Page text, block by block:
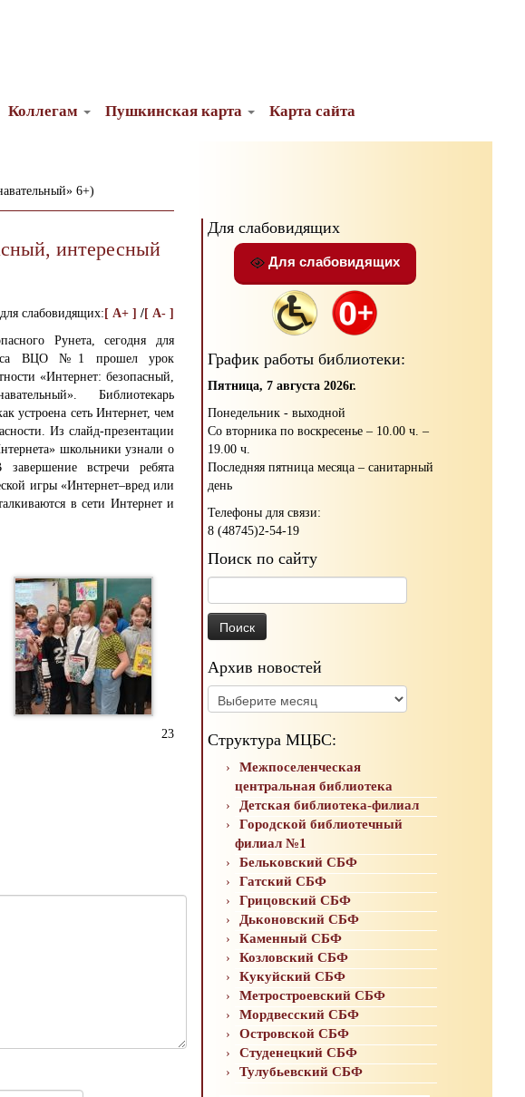
Коллегам Пушкинская карта Карта сайта
6+)
интересный
для слабовидящих: [ A+ ] /[ A- ]
Рунета, сегодня для
ВЦО №1 прошел урок
«Интернет: безопасный,
Библиотекарь
устроена сеть Интернет, чем
Из слайд-презентации
школьники узнали о
завершение встречи ребята
игры «Интернет–вред или
в сети Интернет и
23
Для слабовидящих
Для слабовидящих
График работы библиотеки:
Пятница, 7 августа 2026г.
Понедельник - выходной
Со вторника по воскресенье – 10.00 ч. –
19.00 ч.
Последняя пятница месяца – санитарный
день
Телефоны для связи:
8 (48745)2-54-19
Поиск по сайту
Архив новостей
Архив
новостей
Структура МЦБС:
Межпоселенческая
центральная библиотека
Детская библиотека-филиал
Городской библиотечный
филиал №1
Бельковский СБФ
Гатский СБФ
Грицовский СБФ
Дьконовский СБФ
Каменный СБФ
Козловский СБФ
Кукуйский СБФ
Метростроевский СБФ
Мордвесский СБФ
Островской СБФ
Студенецкий СБФ
Тулубьевский СБФ